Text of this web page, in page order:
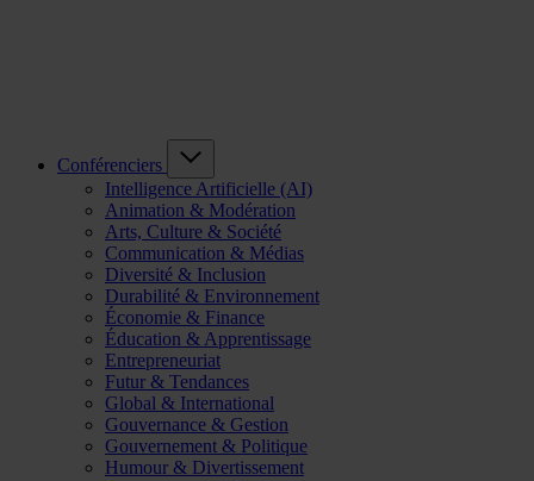
Conférenciers
Intelligence Artificielle (AI)
Animation & Modération
Arts, Culture & Société
Communication & Médias
Diversité & Inclusion
Durabilité & Environnement
Économie & Finance
Éducation & Apprentissage
Entrepreneuriat
Futur & Tendances
Global & International
Gouvernance & Gestion
Gouvernement & Politique
Humour & Divertissement